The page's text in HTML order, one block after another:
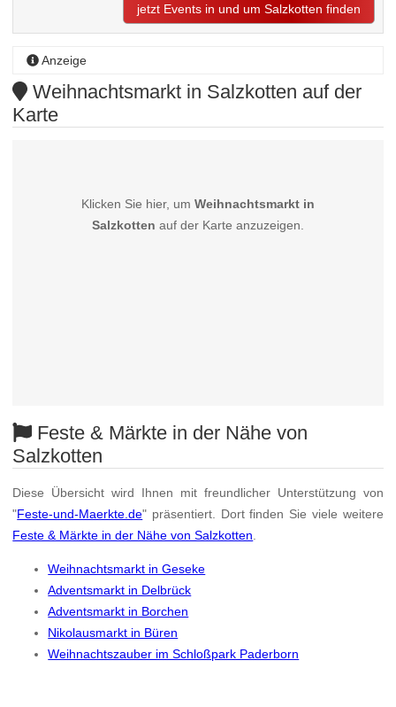
jetzt Events in und um Salzkotten finden
Anzeige
Weihnachtsmarkt in Salzkotten auf der
Karte
Klicken Sie hier, um Weihnachtsmarkt in
Salzkotten auf der Karte anzuzeigen.
Feste & Märkte in der Nähe von
Salzkotten
Diese Übersicht wird Ihnen mit freundlicher Unterstützung von
"Feste-und-Maerkte.de" präsentiert. Dort finden Sie viele weitere
Feste & Märkte in der Nähe von Salzkotten
Weihnachtsmarkt in Geseke
Adventsmarkt in Delbrück
Adventsmarkt in Borchen
Nikolausmarkt in Büren
Weihnachtszauber im Schloßpark Paderborn